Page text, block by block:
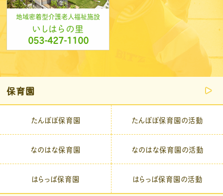
地域密着型介護老人福祉施設
いしはらの里
053-427-1100
保育園
たんぽぽ保育園 たんぽぽ保育園の活動
なのはな保育園 なのはな保育園の活動
はらっぱ保育園 はらっぱ保育園の活動